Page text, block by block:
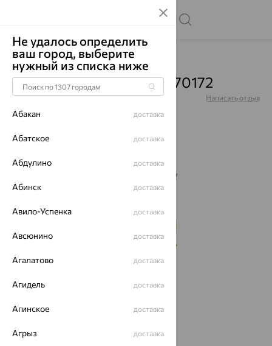
Главная Каталог Колье Гранат
Колье, золото, гранат, 770172
Артикул:770172 Написать отзыв
Не удалось определить
ваш город, выберите
нужный из списка ниже
Абакан доставка
Абатское доставка
Абдулино доставка
Абинск доставка
Авило-Успенка доставка
Авсюнино доставка
Агалатово доставка
Агидель доставка
Агинское доставка
Агрыз доставка